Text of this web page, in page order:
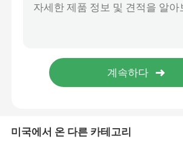
미국에서 온 다른 카테고리